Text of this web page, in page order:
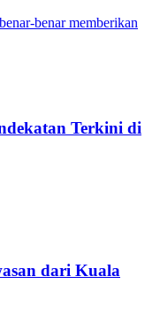
benar memberikan
Terkini di
dari Kuala